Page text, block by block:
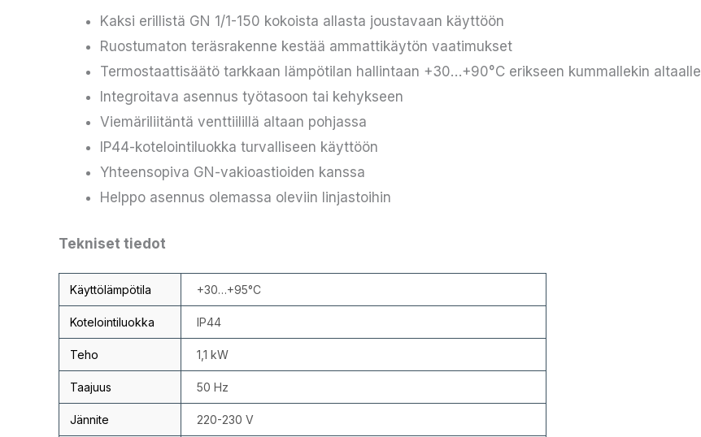
Kaksi erillistä GN 1/1-150 kokoista allasta joustavaan käyttöön
Ruostumaton teräsrakenne kestää ammattikäytön vaatimukset
Termostaattisäätö tarkkaan lämpötilan hallintaan +30…+90°C erikseen kummallekin altaalle
Integroitava asennus työtasoon tai kehykseen
Viemäriliitäntä venttiilillä altaan pohjassa
IP44-kotelointiluokka turvalliseen käyttöön
Yhteensopiva GN-vakioastioiden kanssa
Helppo asennus olemassa oleviin linjastoihin
Tekniset tiedot
Käyttölämpötila +30…+95°C
Kotelointiluokka IP44
Teho 1,1 kW
Taajuus 50 Hz
Jännite 220-230 V